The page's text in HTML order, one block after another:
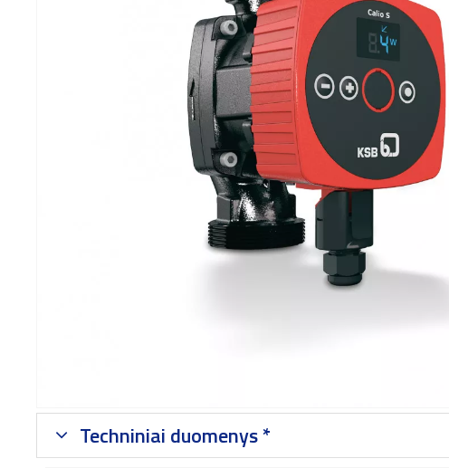
Techniniai duomenys *